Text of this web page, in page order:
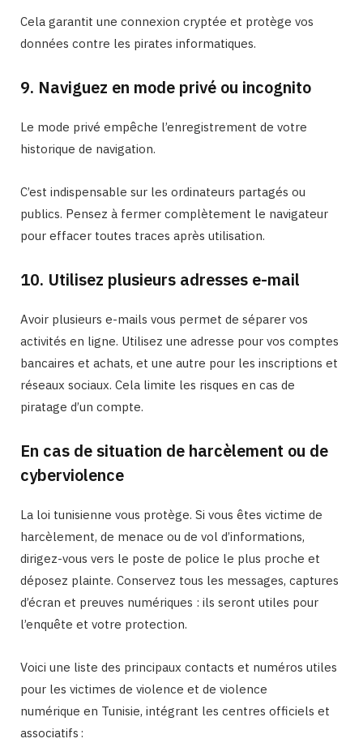
Cela garantit une connexion cryptée et protège vos
données contre les pirates informatiques.
9. Naviguez en mode privé ou incognito
Le mode privé empêche l’enregistrement de votre
historique de navigation.
C’est indispensable sur les ordinateurs partagés ou
publics. Pensez à fermer complètement le navigateur
pour effacer toutes traces après utilisation.
10. Utilisez plusieurs adresses e-mail
Avoir plusieurs e-mails vous permet de séparer vos
activités en ligne. Utilisez une adresse pour vos comptes
bancaires et achats, et une autre pour les inscriptions et
réseaux sociaux. Cela limite les risques en cas de
piratage d’un compte.
En cas de situation de harcèlement ou de
cyberviolence
La loi tunisienne vous protège. Si vous êtes victime de
harcèlement, de menace ou de vol d’informations,
dirigez-vous vers le poste de police le plus proche et
déposez plainte. Conservez tous les messages, captures
d’écran et preuves numériques : ils seront utiles pour
l’enquête et votre protection.
Voici une liste des principaux contacts et numéros utiles
pour les victimes de violence et de violence
numérique en Tunisie, intégrant les centres officiels et
associatifs :